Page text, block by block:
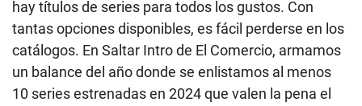
hay títulos de series para todos los gustos. Con
tantas opciones disponibles, es fácil perderse en los
catálogos. En Saltar Intro de El Comercio, armamos
un balance del año donde se enlistamos al menos
10 series estrenadas en 2024 que valen la pena el